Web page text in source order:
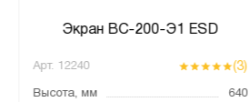
Экран ВС-200-Э1 ESD
Арт. 12240 (3)
Высота, мм
640